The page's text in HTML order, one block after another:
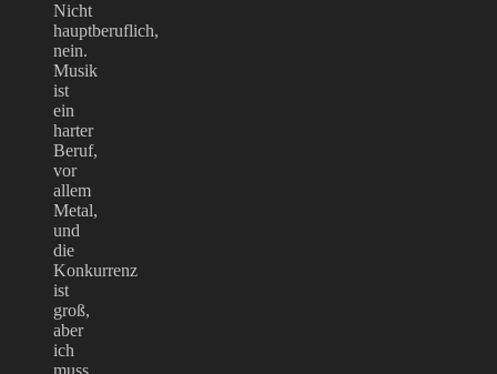
Nicht
hauptberuflich,
nein.
Musik
ist
ein
harter
Beruf,
vor
allem
Metal,
und
die
Konkurrenz
ist
groß,
aber
ich
muss